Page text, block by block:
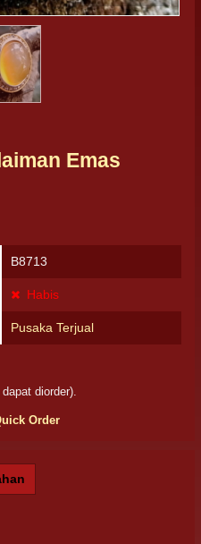
Emas
B8713
Habis
Pusaka Terjual
diorder).
Order